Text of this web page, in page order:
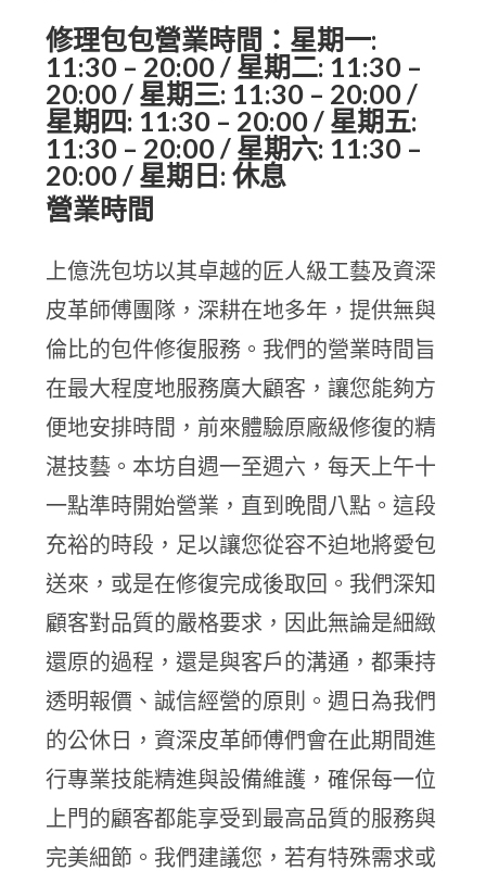
修理包包營業時間：星期一:
11:30 – 20:00 / 星期二: 11:30 –
20:00 / 星期三: 11:30 – 20:00 /
星期四: 11:30 – 20:00 / 星期五:
11:30 – 20:00 / 星期六: 11:30 –
20:00 / 星期日: 休息
營業時間
上億洗包坊以其卓越的匠人級工藝及資深
皮革師傅團隊，深耕在地多年，提供無與
倫比的包件修復服務。我們的營業時間旨
在最大程度地服務廣大顧客，讓您能夠方
便地安排時間，前來體驗原廠級修復的精
湛技藝。本坊自週一至週六，每天上午十
一點準時開始營業，直到晚間八點。這段
充裕的時段，足以讓您從容不迫地將愛包
送來，或是在修復完成後取回。我們深知
顧客對品質的嚴格要求，因此無論是細緻
還原的過程，還是與客戶的溝通，都秉持
透明報價、誠信經營的原則。週日為我們
的公休日，資深皮革師傅們會在此期間進
行專業技能精進與設備維護，確保每一位
上門的顧客都能享受到最高品質的服務與
完美細節。我們建議您，若有特殊需求或